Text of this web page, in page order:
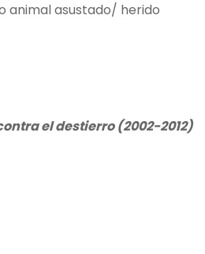
animal asustado/ herido
el destierro (2002-2012)